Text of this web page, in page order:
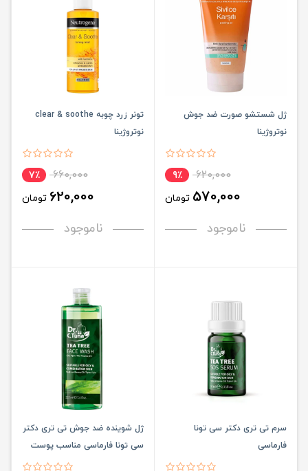
ژل شستشو صورت ضد جوش
نوتروژینا
620,000 9٪
570,000 تومان
ناموجود
تونر زرد چوبه clear & soothe
نوتروژینا
660,000 7٪
620,000 تومان
ناموجود
سرم تی تری دکتر سی تونا
فارماسی
ژل شوینده ضد جوش تی تری دکتر
سی تونا فارماسی مناسب پوست